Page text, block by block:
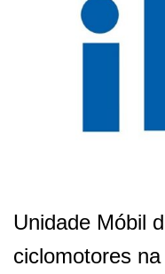
Unidade Móbil
ciclomotores